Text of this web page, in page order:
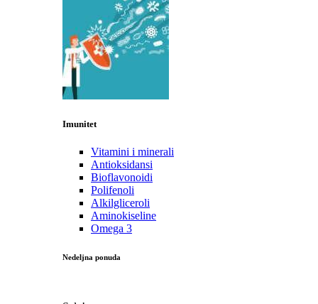
Imunitet
Vitamini i minerali
Antioksidansi
Bioflavonoidi
Polifenoli
Alkilgliceroli
Aminokiseline
Omega 3
Nedeljna ponuda